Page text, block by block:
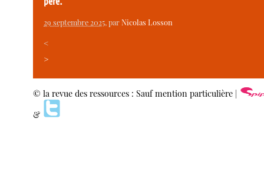
29 septembre 2025, parNicolas Losson
<
>
© la revue des ressources : Sauf mention particulière |
&